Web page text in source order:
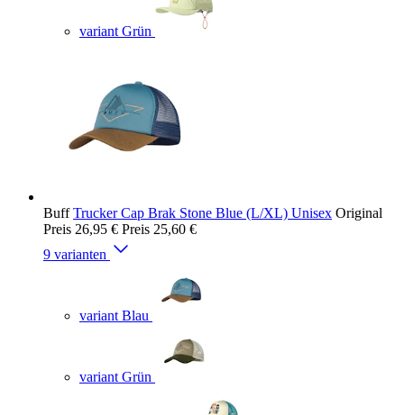
variant Grün
Buff Trucker Cap Brak Stone Blue (L/XL) Unisex Original
Preis 26,95 € Preis 25,60 €
9 varianten
variant Blau
variant Grün